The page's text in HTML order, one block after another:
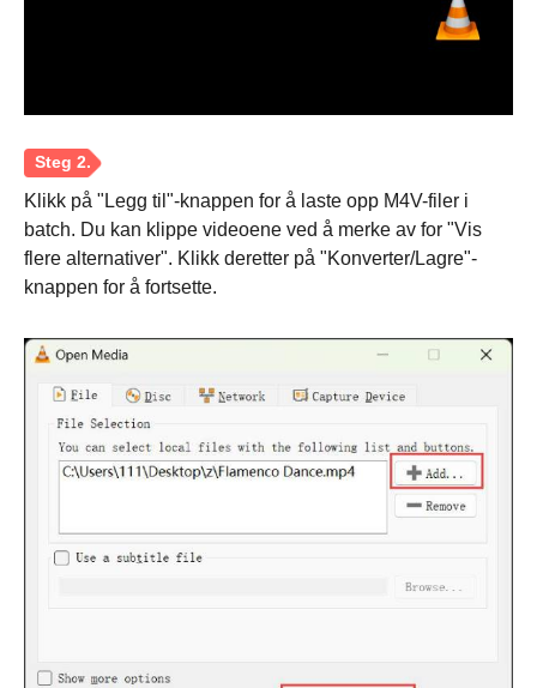
Trinn 1.
Klikk på "Legg til"-knappen for å laste opp M4V-filer i
batch. Du kan klippe videoene ved å merke av for "Vis
flere alternativer". Klikk deretter på "Konverter/Lagre"-
knappen for å fortsette.